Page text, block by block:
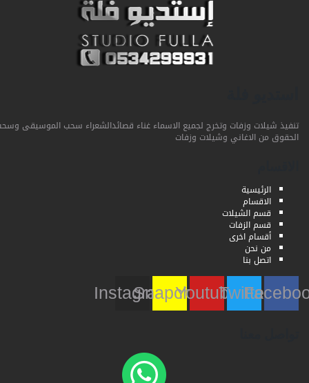
تنفيذ شيلات وزفات وتخرج لجميع الاسماء غناء قصائدالشعراء سحب الموسيقى وسحب
الحقوق من الاغاني وشيلات وزفات
الرئيسية
الاقسام
قسم الشيلات
قسم الزفات
أقسام اخرى
من نحن
اتصل بنا
Twitter
Youtube
Snapchat
Instagram